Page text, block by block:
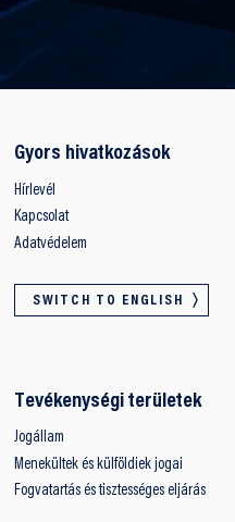
Gyors hivatkozások
Hírlevél
Kapcsolat
Adatvédelem
SWITCH TO ENGLISH
Tevékenységi területek
Jogállam
Menekültek és külföldiek jogai
Fogvatartás és tisztességes eljárás